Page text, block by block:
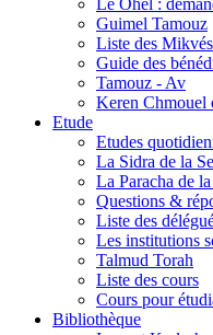
Le Ohel :
Guimel Tamouz
Liste des Mikvés
Guide des
Tamouz - Av
Keren Chmouel
Etude
Etudes
La Sidra de la
La Paracha de
Questions &
Liste des
Les institutions
Talmud Torah
Liste des cours
Cours pour
Bibliothèque